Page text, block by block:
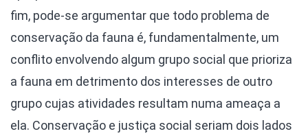
fim, pode-se argumentar que todo problema de
conservação da fauna é, fundamentalmente, um
conflito envolvendo algum grupo social que prioriza
a fauna em detrimento dos interesses de outro
grupo cujas atividades resultam numa ameaça a
ela. Conservação e justiça social seriam dois lados